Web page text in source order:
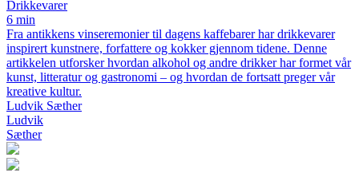
Drikkevarer
6 min
Fra antikkens vinseremonier til dagens kaffebarer har drikkevarer
inspirert kunstnere, forfattere og kokker gjennom tidene. Denne
artikkelen utforsker hvordan alkohol og andre drikker har formet vår
kunst, litteratur og gastronomi – og hvordan de fortsatt preger vår
kreative kultur.
Ludvik Sæther
Ludvik
Sæther